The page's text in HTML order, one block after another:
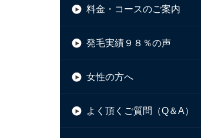
料金・コースのご案内
発毛実績９８％の声
女性の方へ
よく頂くご質問（Q＆A）